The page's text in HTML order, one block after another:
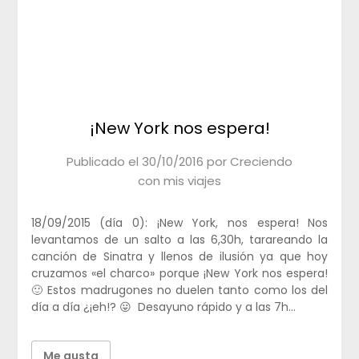
¡New York nos espera!
Publicado el 30/10/2016 porCreciendo
con mis viajes
18/09/2015 (día 0): ¡New York, nos espera! Nos
levantamos de un salto a las 6,30h, tarareando la
canción de Sinatra y llenos de ilusión ya que hoy
cruzamos «el charco» porque ¡New York nos espera!
🙂 Estos madrugones no duelen tanto como los del
día a día ¿¡eh!? 😛 Desayuno rápido y a las 7h…
Me gusta